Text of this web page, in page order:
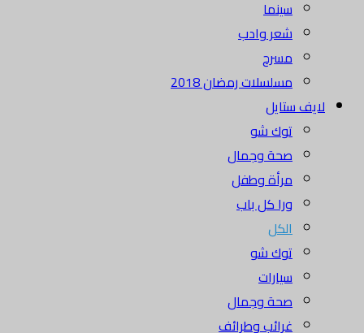
سينما
شعر وادب
مسرح
مسلسلات رمضان 2018
لايف ستايل
توك شو
صحة وجمال
مرأة وطفل
ورا كل باب
الكل
توك شو
سيارات
صحة وجمال
غرائب وطرائف